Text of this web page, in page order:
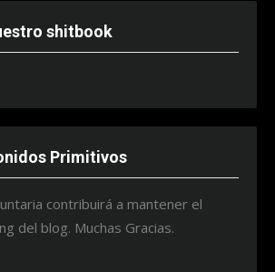
shitbook
Primitivos
contribuirá a mantener el
del blog. Muchas Gracias.